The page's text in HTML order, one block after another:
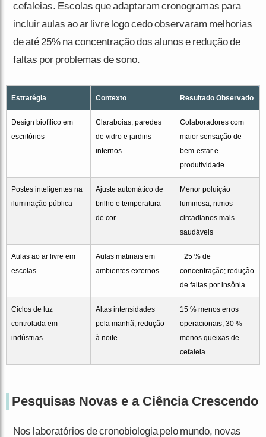
cefaleias. Escolas que adaptaram cronogramas para
incluir aulas ao ar livre logo cedo observaram melhorias
de até 25% na concentração dos alunos e redução de
faltas por problemas de sono.
Estratégia Contexto Resultado Observado
Design biofílico em
escritórios
Claraboias, paredes
de vidro e jardins
internos
Colaboradores com
maior sensação de
bem-estar e
produtividade
Postes inteligentes na
iluminação pública
Ajuste automático de
brilho e temperatura
de cor
Menor poluição
luminosa; ritmos
circadianos mais
saudáveis
Aulas ao ar livre em
escolas
Aulas matinais em
ambientes externos
+25 % de
concentração; redução
de faltas por insônia
Ciclos de luz
controlada em
indústrias
Altas intensidades
pela manhã, redução
à noite
15 % menos erros
operacionais; 30 %
menos queixas de
cefaleia
Pesquisas Novas e a Ciência Crescendo
Nos laboratórios de cronobiologia pelo mundo, novas